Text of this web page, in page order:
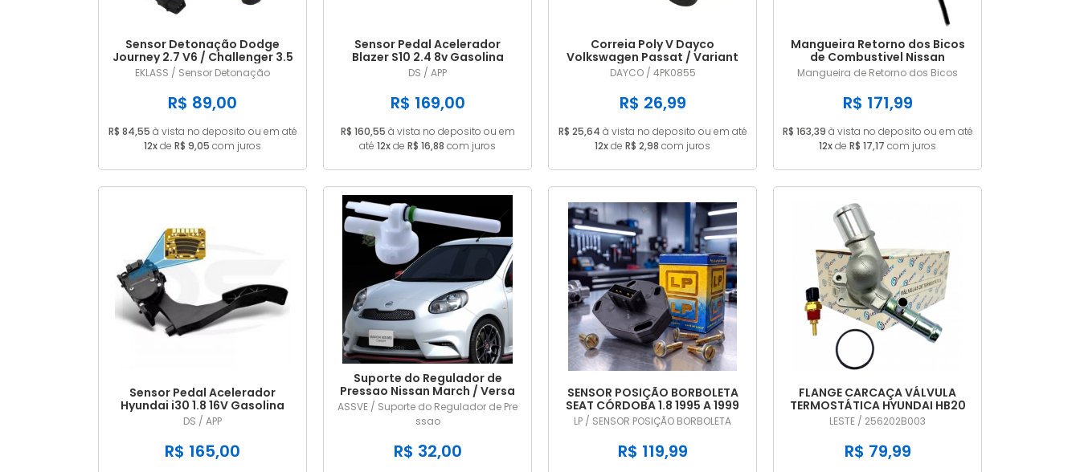
Sensor Detonação Dodge
Journey 2.7 V6 / Challenger 3.5
V6 4609093AE / 4606093AD
EKLASS / Sensor Detonação
R$ 89,00
R$ 84,55 à vista no deposito ou em até
12xde R$ 9,05 com juros
Sensor Pedal Acelerador
Blazer S10 2.4 8v Gasolina
2006/2011
DS / APP
R$ 169,00
R$ 160,55 à vista no deposito ou em
até 12xde R$ 16,88 com juros
Correia Poly V Dayco
Volkswagen Passat / Variant
(importado) 1.8 20V / 1.8 20V
Turbo 1996 1997 1998 1999 GIR /
ACD 4PK0855
DAYCO / 4PK0855
R$ 26,99
R$ 25,64 à vista no deposito ou em até
12xde R$ 2,98 com juros
Mangueira Retorno dos Bicos
de Combustivel Nissan
Frontier 2.8 MWM 9053156
Mangueira de Retorno dos Bicos
R$ 171,99
R$ 163,39 à vista no deposito ou em até
12xde R$ 17,17 com juros
Sensor Pedal Acelerador
Hyundai i30 1.8 16V Gasolina
2014/... em diante
DS / APP
R$ 165,00
Suporte do Regulador de
Pressao Nissan March / Versa
1.0 1.6 2011/... em diante
ASSVE / Suporte do Regulador de Pre
ssao
R$ 32,00
SENSOR POSIÇÃO BORBOLETA
SEAT CÓRDOBA 1.8 1995 A 1999
TPS DIGITAL LP707
LP / SENSOR POSIÇÃO BORBOLETA
R$ 119,99
FLANGE CARCAÇA VÁLVULA
TERMOSTÁTICA HYUNDAI HB20
I30 VELOSTER CRETA 1.6 16V
256202B003
LESTE / 256202B003
R$ 79,99